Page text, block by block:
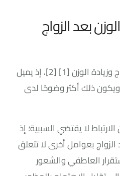
بعد الزواج
وزيادة الوزن[1] [2]
، إذ يميل
ويكون ذلك أكثر وضوحًا لدى
لا يقتضي السببية؛ إذ
الزواج بعوامل أخرى لا تتعلق
العاطفي والشعور